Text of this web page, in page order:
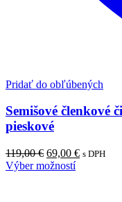
Pridať do obľúbených
Semišové členkové
pieskové
119,00€ Pôvodná
cena
69,00 €Aktuálna
s DPH
Výber možností